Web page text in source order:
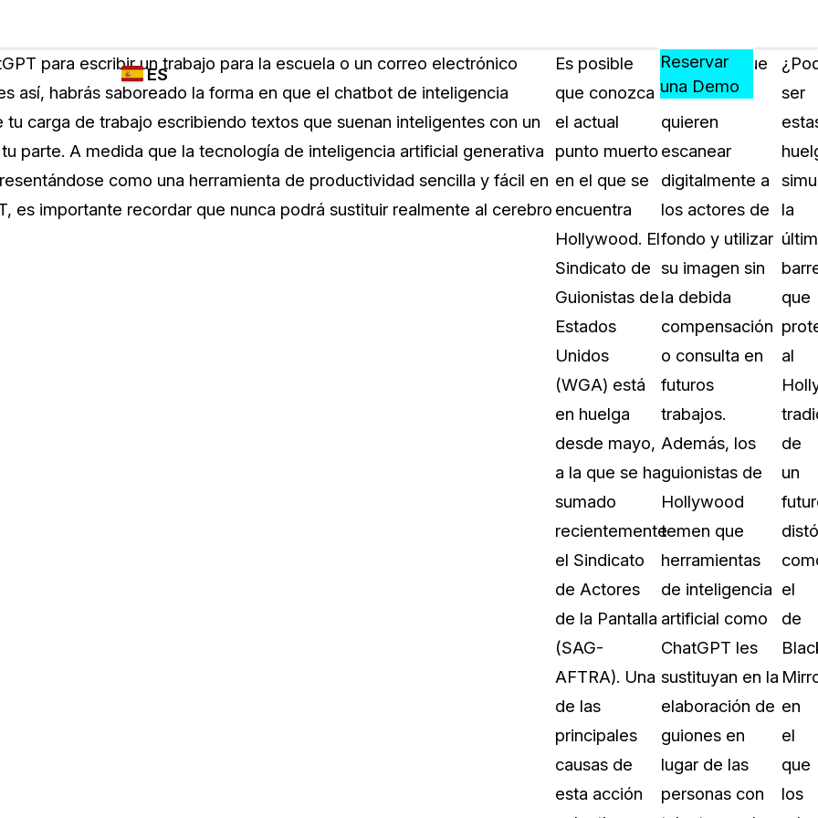
FUNCIONES DE
TRANSCRIPCIÓN
Y TRADUCCIÓN
DE CASEGUARD
Redacción de vídeos
Industrias
¿QUIÉN
CASEGUARD?
Transportación
PreciosRecursos
APRENDA,
CONECTE
Y
CREZCA
CON
Preguntas Frecuentes
CaseGuard
Artículos
Redacte archivos de video con
algoritmo mejorado
Casos Practicos
sus necesidades de redacción
Centro de Ayuda
Obtenga respuestas a sus
CaseGuard
Videoteca
CaseGuard. Práctica nuevas
aprender
Recomendaciones
Historias sobre cómo nuestros
utilizan CaseGuard studio a diario
Eventos
ES
Español
Reservar
una Demo
para escribir un trabajo para la escuela o un correo electrónico
así, habrás saboreado la forma en que el chatbot de inteligencia
tu carga de trabajo escribiendo textos que suenan inteligentes con un
parte. A medida que la tecnología de inteligencia artificial generativa
como una herramienta de productividad sencilla y fácil en
es importante recordar que nunca podrá sustituir realmente al cerebro
Es posible
que conozca
el actual
punto muerto
en el que se
encuentra
Hollywood. El
Sindicato de
Guionistas de
Estados
Unidos
(WGA) está
en huelga
desde mayo,
a la que se ha
sumado
recientemente
el Sindicato
de Actores
de la Pantalla
(SAG-
AFTRA). Una
de las
principales
causas de
esta acción
Se afirma que
los estudios
quieren
escanear
digitalmente a
los actores de
fondo y utilizar
su imagen sin
la debida
compensación
o consulta en
futuros
trabajos.
Además, los
guionistas de
Hollywood
temen que
herramientas
de inteligencia
artificial como
ChatGPT les
sustituyan en la
elaboración de
guiones en
lugar de las
personas con
ser
la
que
al
de
un
el
de
en
el
que
los